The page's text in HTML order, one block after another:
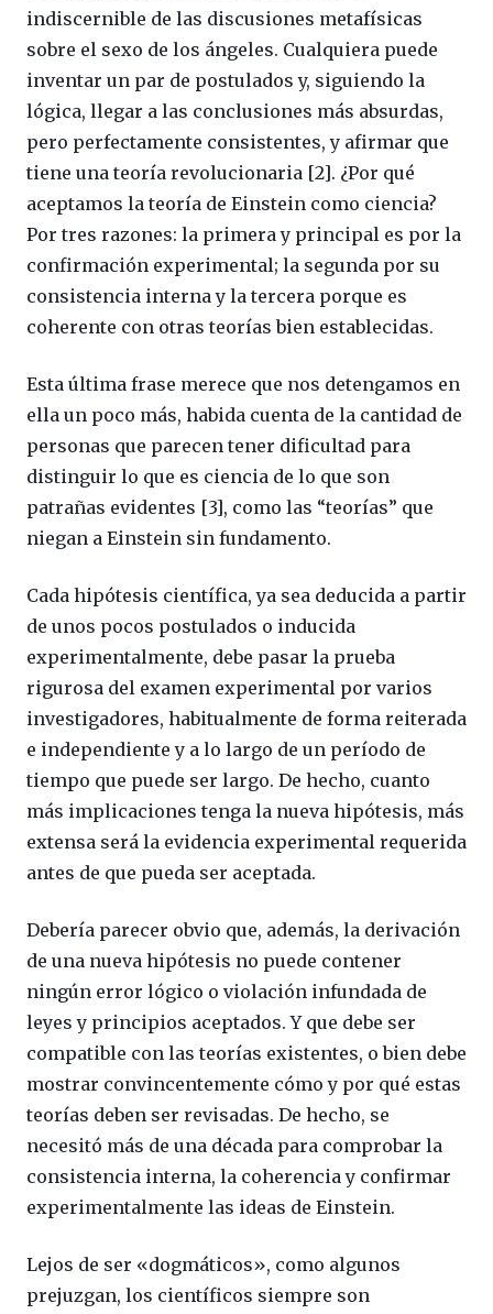
indiscernible de las discusiones metafísicas
sobre el sexo de los ángeles. Cualquiera puede
inventar un par de postulados y, siguiendo la
lógica, llegar a las conclusiones más absurdas,
pero perfectamente consistentes, y afirmar que
tiene una teoría revolucionaria [2]. ¿Por qué
aceptamos la teoría de Einstein como ciencia?
Por tres razones: la primera y principal es por la
confirmación experimental; la segunda por su
consistencia interna y la tercera porque es
coherente con otras teorías bien establecidas.
Esta última frase merece que nos detengamos en
ella un poco más, habida cuenta de la cantidad de
personas que parecen tener dificultad para
distinguir lo que es ciencia de lo que son
patrañas evidentes [3], como las “teorías” que
niegan a Einstein sin fundamento.
Cada hipótesis científica, ya sea deducida a partir
de unos pocos postulados o inducida
experimentalmente, debe pasar la prueba
rigurosa del examen experimental por varios
investigadores, habitualmente de forma reiterada
e independiente y a lo largo de un período de
tiempo que puede ser largo. De hecho, cuanto
más implicaciones tenga la nueva hipótesis, más
extensa será la evidencia experimental requerida
antes de que pueda ser aceptada.
Debería parecer obvio que, además, la derivación
de una nueva hipótesis no puede contener
ningún error lógico o violación infundada de
leyes y principios aceptados. Y que debe ser
compatible con las teorías existentes, o bien debe
mostrar convincentemente cómo y por qué estas
teorías deben ser revisadas. De hecho, se
necesitó más de una década para comprobar la
consistencia interna, la coherencia y confirmar
experimentalmente las ideas de Einstein.
Lejos de ser «dogmáticos», como algunos
prejuzgan, los científicos siempre son